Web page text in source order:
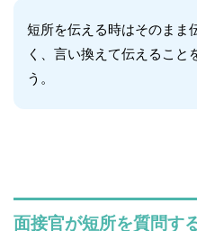
短所を伝える時はそのまま
く、言い換えて伝えること
う。
面接官が短所を質問す